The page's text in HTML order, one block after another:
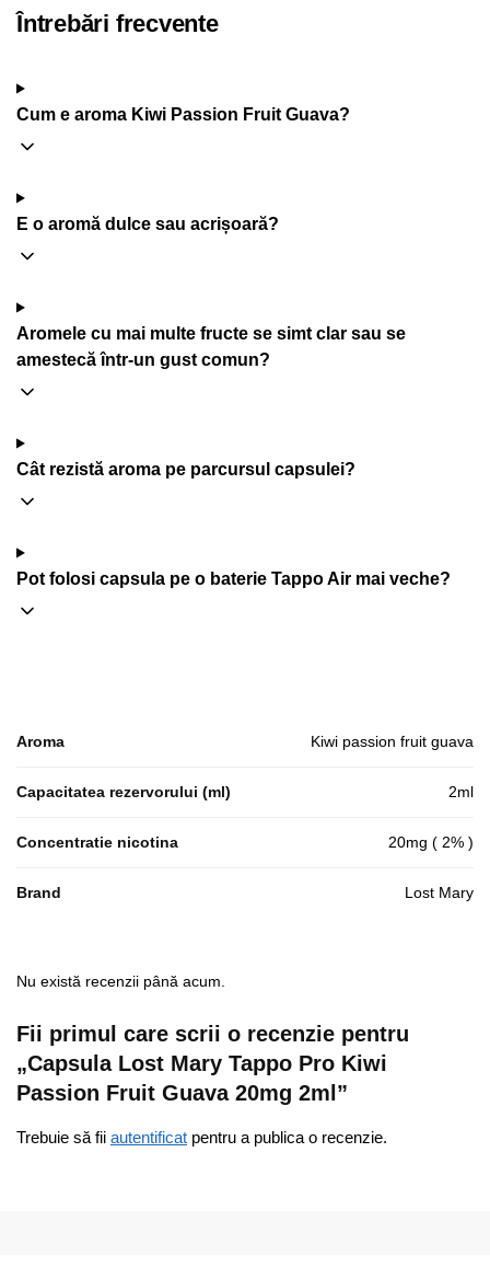
Întrebări frecvente
Cum e aroma Kiwi Passion Fruit Guava?
E o aromă dulce sau acrișoară?
Aromele cu mai multe fructe se simt clar sau se
amestecă într-un gust comun?
Cât rezistă aroma pe parcursul capsulei?
Pot folosi capsula pe o baterie Tappo Air mai veche?
Aroma Kiwi passion fruit guava
Capacitatea rezervorului (ml) 2ml
Concentratie nicotina 20mg ( 2% )
Brand Lost Mary
Nu există recenzii până acum.
Fii primul care scrii o recenzie pentru
„Capsula Lost Mary Tappo Pro Kiwi
Passion Fruit Guava 20mg 2ml”
Trebuie să fii autentificat pentru a publica o recenzie.